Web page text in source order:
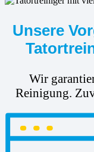
Unsere
Wir
Reinigung.